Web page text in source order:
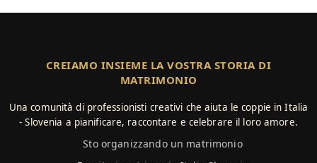
CREIAMO INSIEME LA VOSTRA STORIA DI
MATRIMONIO
Una comunità di professionisti creativi che aiuta le coppie in Italia
- Slovenia a pianificare, raccontare e celebrare il loro amore.
Sto organizzando un matrimonio